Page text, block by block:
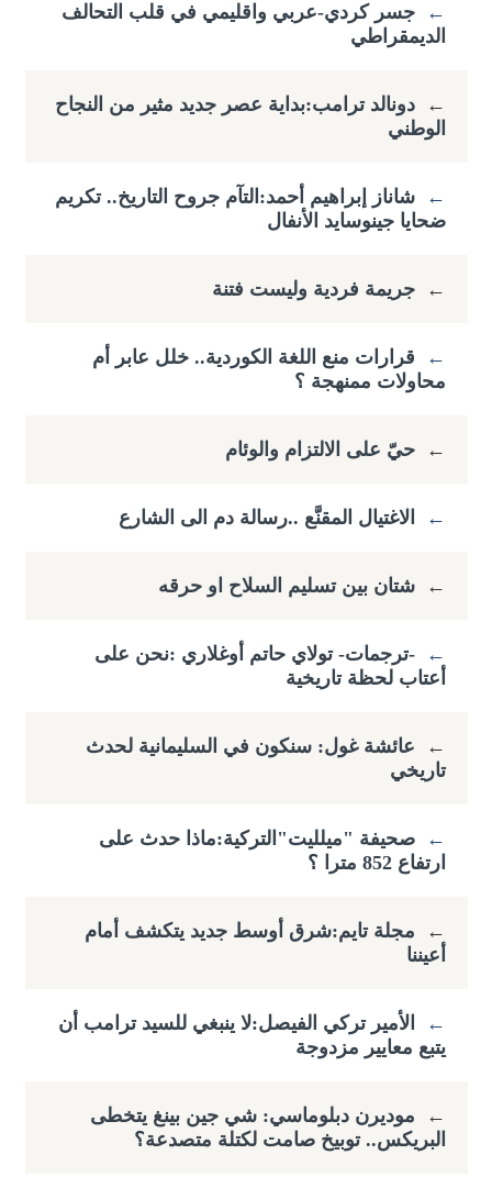
←
جسر كردي-عربي واقليمي في قلب التحالف
الديمقراطي
←
دونالد ترامب:بداية عصر جديد مثير من النجاح
الوطني
←
شاناز إبراهيم أحمد:التآم جروح التاريخ.. تكريم
ضحايا جينوسايد الأنفال
← جريمة فردية وليست فتنة
←
قرارات منع اللغة الكوردية.. خلل عابر أم
محاولات ممنهجة ؟
← حيّ على الالتزام والوئام
← الاغتيال المقنَّع ..رسالة دم الى الشارع
← شتان بين تسليم السلاح او حرقه
←
-ترجمات- تولاي حاتم أوغلاري :​نحن على
أعتاب لحظة تاريخية
←
عائشة غول: سنكون في السليمانية لحدث
تاريخي
←
صحيفة "ميلليت"التركية:ماذا حدث على
ارتفاع ​852 مترا ؟
←
مجلة تايم:شرق أوسط جديد يتكشف أمام
أعيننا
←
الأمير تركي الفيصل:لا ينبغي للسيد ترامب أن
يتبع معايير مزدوجة
←
موديرن دبلوماسي: شي جين بينغ يتخطى
البريكس.. توبيخ صامت لكتلة متصدعة؟